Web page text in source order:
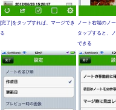
[完了]をタップすれば、マージでき
る
ノート右端のノ
タップすると、
できる